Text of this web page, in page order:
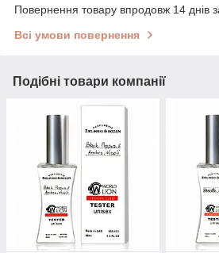
Повернення товару впродовж 14 днів
Всі умови повернення
Подібні товари компанії